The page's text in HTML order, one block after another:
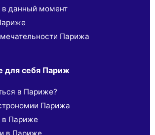
в данный момент
Парижа
для себя Париж
в Париже?
Парижа
в Париже